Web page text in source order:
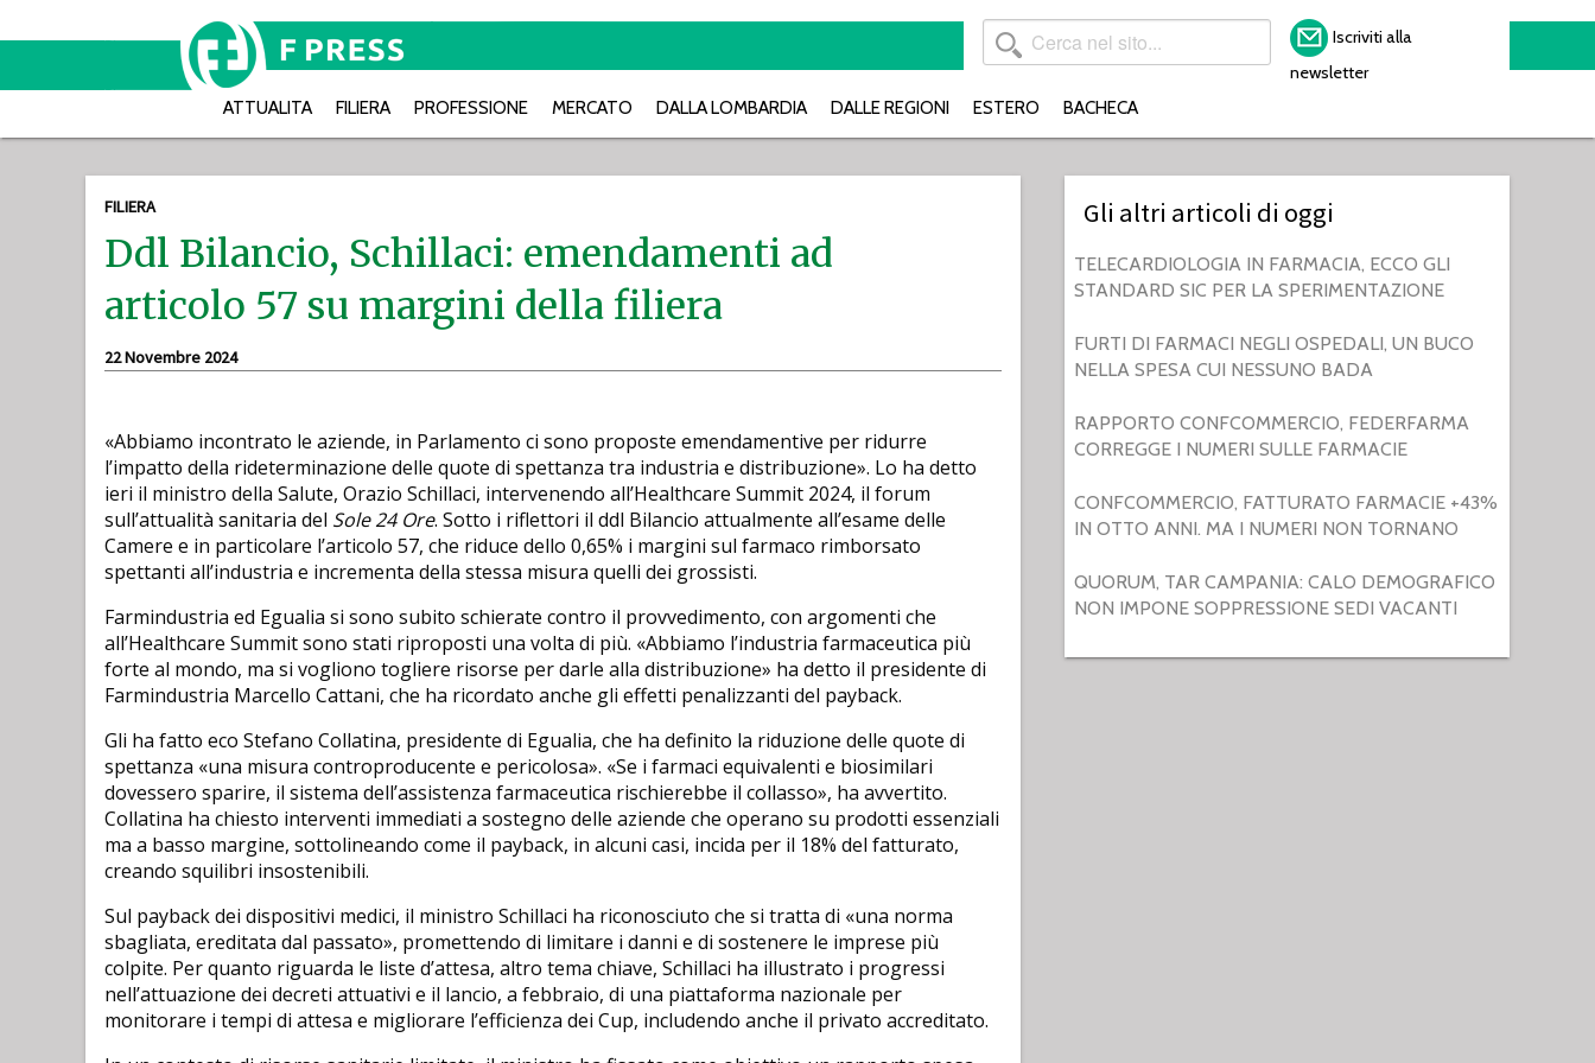
Iscriviti alla
newsletter
ATTUALITA FILIERA PROFESSIONE MERCATO DALLA LOMBARDIA DALLE REGIONI ESTERO BACHECA
FILIERA
Ddl Bilancio, Schillaci: emendamenti ad
articolo 57 su margini della filiera
22 Novembre 2024
«Abbiamo incontrato le aziende, in Parlamento ci sono proposte emendamentive per ridurre
l’impatto della rideterminazione delle quote di spettanza tra industria e distribuzione». Lo ha detto
ieri il ministro della Salute, Orazio Schillaci, intervenendo all’Healthcare Summit 2024, il forum
sull’attualità sanitaria del Sole 24 Ore. Sotto i riflettori il ddl Bilancio attualmente all’esame delle
Camere e in particolare l’articolo 57, che riduce dello 0,65% i margini sul farmaco rimborsato
spettanti all’industria e incrementa della stessa misura quelli dei grossisti.
Farmindustria ed Egualia si sono subito schierate contro il provvedimento, con argomenti che
all’Healthcare Summit sono stati riproposti una volta di più. «Abbiamo l’industria farmaceutica più
forte al mondo, ma si vogliono togliere risorse per darle alla distribuzione» ha detto il presidente di
Farmindustria Marcello Cattani, che ha ricordato anche gli effetti penalizzanti del payback.
Gli ha fatto eco Stefano Collatina, presidente di Egualia, che ha definito la riduzione delle quote di
spettanza «una misura controproducente e pericolosa». «Se i farmaci equivalenti e biosimilari
dovessero sparire, il sistema dell’assistenza farmaceutica rischierebbe il collasso», ha avvertito.
Collatina ha chiesto interventi immediati a sostegno delle aziende che operano su prodotti essenziali
ma a basso margine, sottolineando come il payback, in alcuni casi, incida per il 18% del fatturato,
creando squilibri insostenibili.
Sul payback dei dispositivi medici, il ministro Schillaci ha riconosciuto che si tratta di «una norma
sbagliata, ereditata dal passato», promettendo di limitare i danni e di sostenere le imprese più
colpite. Per quanto riguarda le liste d’attesa, altro tema chiave, Schillaci ha illustrato i progressi
nell’attuazione dei decreti attuativi e il lancio, a febbraio, di una piattaforma nazionale per
monitorare i tempi di attesa e migliorare l’efficienza dei Cup, includendo anche il privato accreditato.
Gli altri articoli di oggi
TELECARDIOLOGIA IN FARMACIA, ECCO GLI
STANDARD SIC PER LA SPERIMENTAZIONE
FURTI DI FARMACI NEGLI OSPEDALI, UN BUCO
NELLA SPESA CUI NESSUNO BADA
RAPPORTO CONFCOMMERCIO, FEDERFARMA
CORREGGE I NUMERI SULLE FARMACIE
CONFCOMMERCIO, FATTURATO FARMACIE +43%
IN OTTO ANNI. MA I NUMERI NON TORNANO
QUORUM, TAR CAMPANIA: CALO DEMOGRAFICO
NON IMPONE SOPPRESSIONE SEDI VACANTI